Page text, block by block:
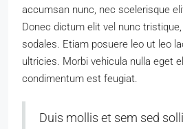
accumsan nunc, nec scelerisque
Donec dictum elit vel nunc
sodales. Etiam posuere leo ut leo
ultricies. Morbi vehicula nulla eget
condimentum est feugiat.
Duis mollis et sem sed